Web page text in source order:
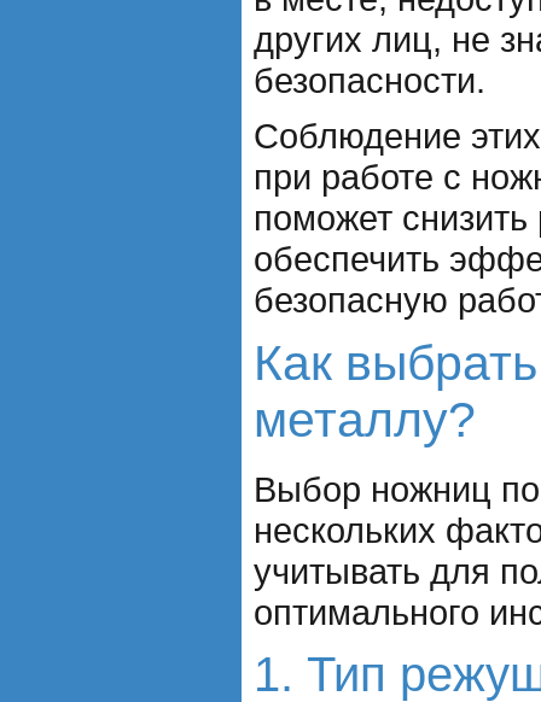
других лиц, не
безопасности.
Соблюдение
при работе с
поможет снизить
обеспечить
безопасную
Как
металлу?
Выбор ножниц по
нескольких
учитывать для
оптимального
1. Тип